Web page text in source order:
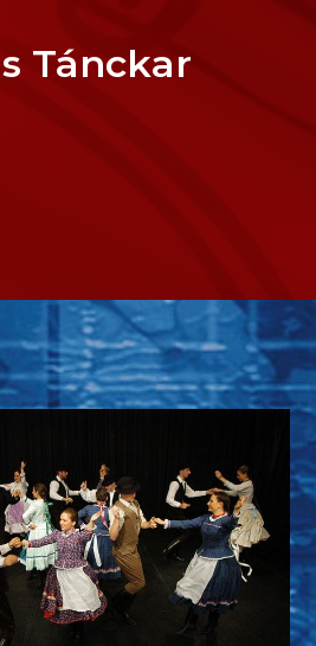
Tánckar